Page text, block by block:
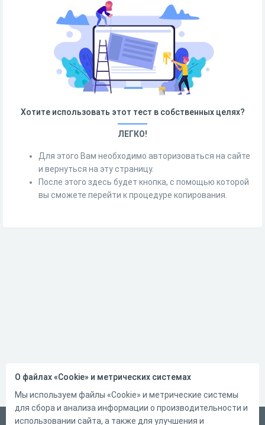
Хотите использовать этот тест в собственных целях?
ЛЕГКО!
Для этого Вам необходимо авторизоваться на сайте
и вернуться на эту страницу.
После этого здесь будет кнопка, с помощью которой
вы сможете перейти к процедуре копирования.
О файлах «Cookie» и метрических системах
Мы используем файлы «Cookie» и метрические системы
для сбора и анализа информации о производительности и
использовании сайта, а также для улучшения и